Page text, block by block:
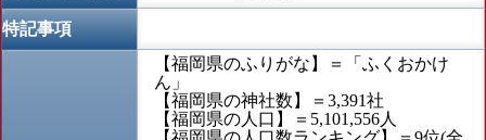
特記事項
【福岡県のふりがな】＝「ふくおかけ
ん」
【福岡県の神社数】＝3,391社
【福岡県の人口】＝5,101,556人